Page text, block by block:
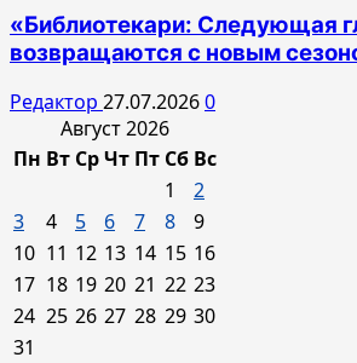
«Библиотекари: Следующая
возвращаются с новым
Редактор 27.07.20260
Август 2026
Пн Вт СрЧт Пт Сб Вс
1
2
3
4 5 6 7 8
9
10 11 12 13 14 15 16
17 18 19 20 21 22 23
24 25 26 27 28 29 30
31